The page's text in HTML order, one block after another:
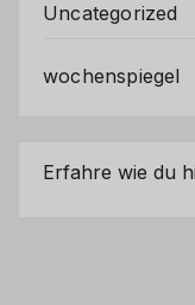
Uncategorized
wochenspiegel
Erfahre wie du